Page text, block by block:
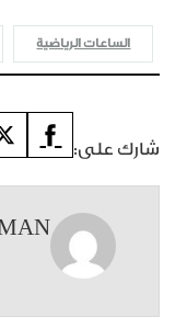
الساعات الرياضية
شارك على: